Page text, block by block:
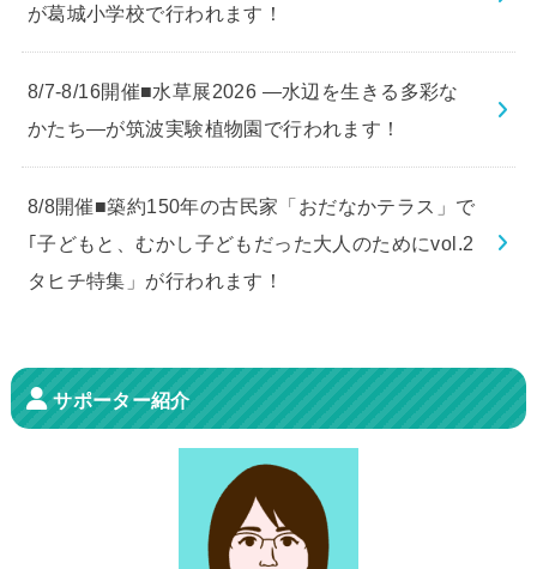
が葛城小学校で行われます！
8/7-8/16開催■水草展2026 ―水辺を生きる多彩な
かたち―が筑波実験植物園で行われます！
8/8開催■築約150年の古民家「おだなかテラス」で
｢子どもと、むかし子どもだった大人のためにvol.2
タヒチ特集」が行われます！
サポーター紹介